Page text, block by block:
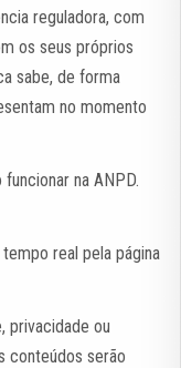
reguladora, com
os seus próprios
sabe, de forma
no momento
na ANPD.
real pela página
privacidade ou
conteúdos serão